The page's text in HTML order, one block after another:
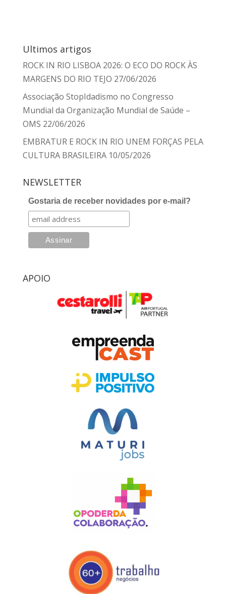
Ultimos artigos
ROCK IN RIO LISBOA 2026: O ECO DO ROCK ÀS
MARGENS DO RIO TEJO 27/06/2026
Associação StopIdadismo no Congresso
Mundial da Organização Mundial de Saúde –
OMS 22/06/2026
EMBRATUR E ROCK IN RIO UNEM FORÇAS PELA
CULTURA BRASILEIRA 10/05/2026
NEWSLETTER
Gostaria de receber novidades por e-mail?
APOIO